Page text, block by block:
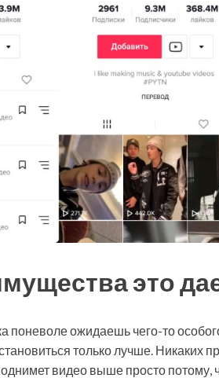
это
поневоле ожидаешь чего-то
только лучше. Никаких
видео выше просто потому,